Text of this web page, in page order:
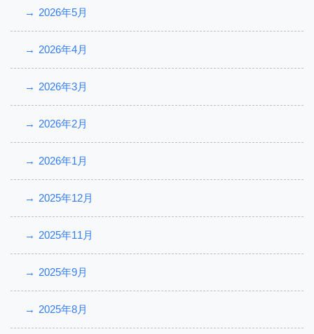
2026年5月
2026年4月
2026年3月
2026年2月
2026年1月
2025年12月
2025年11月
2025年9月
2025年8月